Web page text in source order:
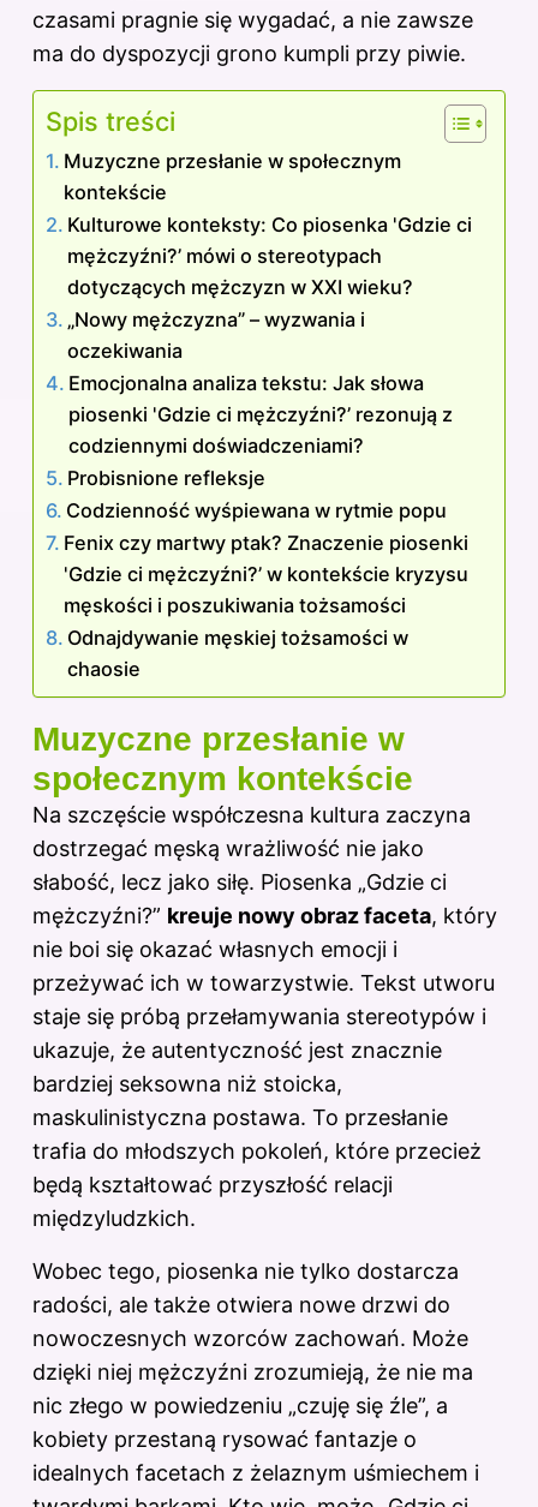
czasami pragnie się wygadać, a nie zawsze
ma do dyspozycji grono kumpli przy piwie.
Spis treści
Muzyczne przesłanie w społecznym
kontekście
Kulturowe konteksty: Co piosenka 'Gdzie ci
mężczyźni?’ mówi o stereotypach
dotyczących mężczyzn w XXI wieku?
„Nowy mężczyzna” – wyzwania i
oczekiwania
Emocjonalna analiza tekstu: Jak słowa
piosenki 'Gdzie ci mężczyźni?’ rezonują z
codziennymi doświadczeniami?
Probisnione refleksje
Codzienność wyśpiewana w rytmie popu
Fenix czy martwy ptak? Znaczenie piosenki
'Gdzie ci mężczyźni?’ w kontekście kryzysu
męskości i poszukiwania tożsamości
Odnajdywanie męskiej tożsamości w
chaosie
Muzyczne przesłanie w
społecznym kontekście
Na szczęście współczesna kultura zaczyna
dostrzegać męską wrażliwość nie jako
słabość, lecz jako siłę. Piosenka „Gdzie ci
mężczyźni?” kreuje nowy obraz faceta, który
nie boi się okazać własnych emocji i
przeżywać ich w towarzystwie. Tekst utworu
staje się próbą przełamywania stereotypów i
ukazuje, że autentyczność jest znacznie
bardziej seksowna niż stoicka,
maskulinistyczna postawa. To przesłanie
trafia do młodszych pokoleń, które przecież
będą kształtować przyszłość relacji
międzyludzkich.
Wobec tego, piosenka nie tylko dostarcza
radości, ale także otwiera nowe drzwi do
nowoczesnych wzorców zachowań. Może
dzięki niej mężczyźni zrozumieją, że nie ma
nic złego w powiedzeniu „czuję się źle”, a
kobiety przestaną rysować fantazje o
idealnych facetach z żelaznym uśmiechem i